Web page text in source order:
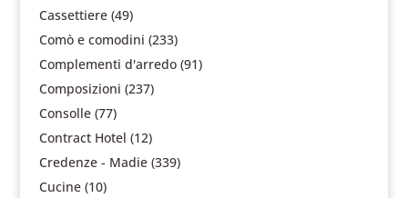
Cassettiere (49)
Comò e comodini (233)
Complementi d'arredo (91)
Composizioni (237)
Consolle (77)
Contract Hotel (12)
Credenze - Madie (339)
Cucine (10)